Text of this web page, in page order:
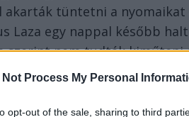
Not Process My Personal
opt-out of the sale, sharing to third
akarták tüntetni a nyomaikat
Laza egy nappal később
szerint nem tudták kiműteni
vették, majd hatósági